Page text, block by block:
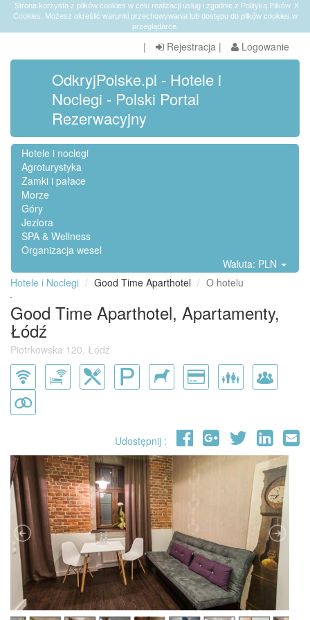
X
Strona korzysta z plików cookies w celu realizacji usług i zgodnie z Polityką Plików
Cookies . Możesz określić warunki przechowywania lub dostępu do plików cookies w
przeglądarce.
| Rejestracja | Logowanie
OdkryjPolske.pl - Hotele i
Noclegi - Polski Portal
Rezerwacyjny
Hotele i noclegi
Agroturystyka
Zamki i pałace
Morze
Góry
Jeziora
SPA & Wellness
Organizacja wesel
Waluta: PLN
Hotele i Noclegi
Good Time Aparthotel O hotelu
Good Time Aparthotel, Apartamenty,
Łódź
Piotrkowska 120, Łódź
Udostępnij :